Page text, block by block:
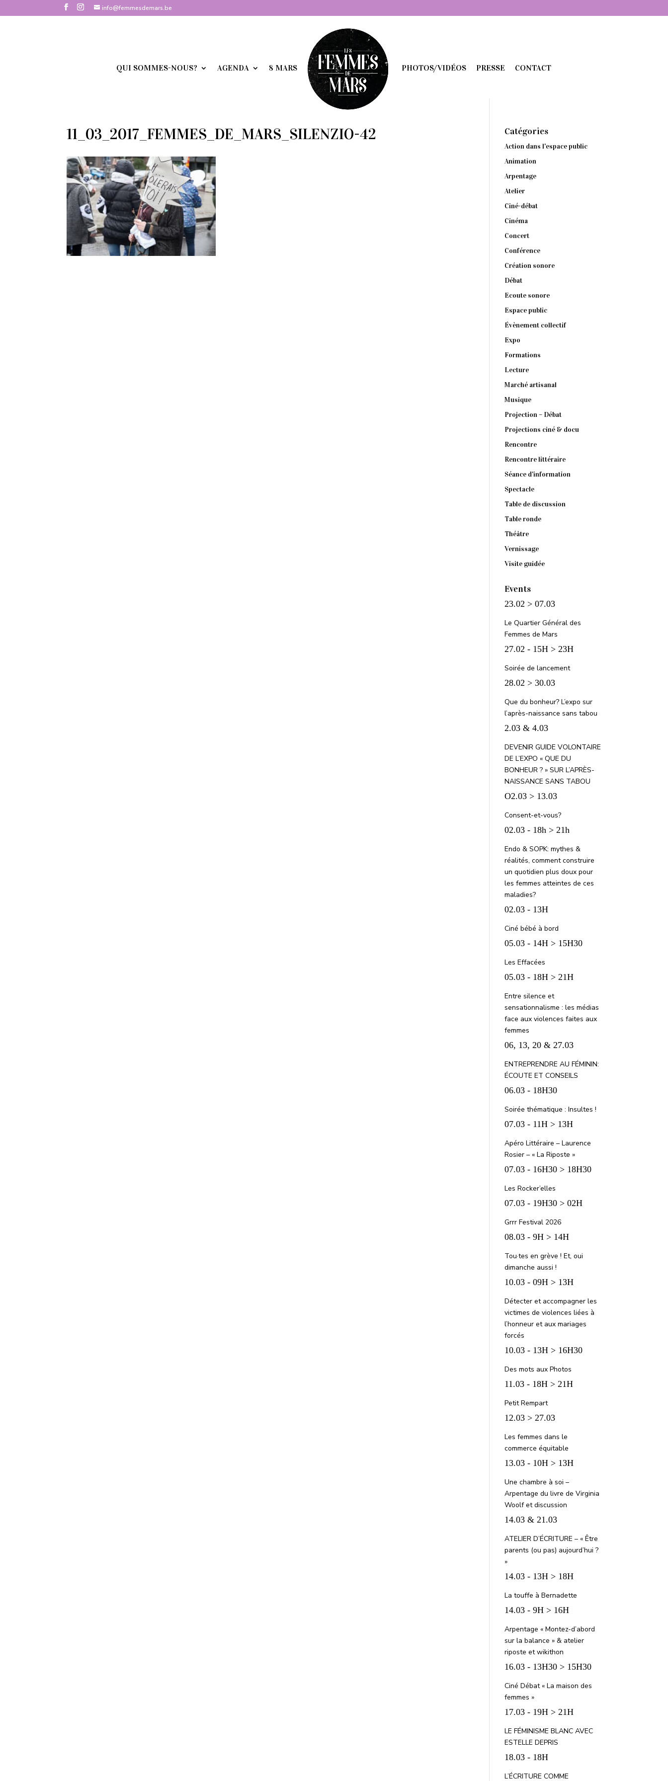
info@femmesdemars.be
QUI SOMMES-NOUS? AGENDA 8 MARS PHOTOS/VIDÉOS PRESSE CONTACT
11_03_2017_FEMMES_DE_MARS_SILENZIO-42 Catégories
Action dans l'espace public
Animation
Arpentage
Atelier
Ciné-débat
Cinéma
Concert
Conférence
Création sonore
Débat
Ecoute sonore
Espace public
Évènement collectif
Expo
Formations
Lecture
Marché artisanal
Musique
Projection – Débat
Projections ciné & docu
Rencontre
Rencontre littéraire
Séance d'information
Spectacle
Table de discussion
Table ronde
Théâtre
Vernissage
Visite guidée
Events
23.02 > 07.03
Le Quartier Général des
Femmes de Mars
27.02 - 15H > 23H
Soirée de lancement
28.02 > 30.03
Que du bonheur? L’expo sur
l’après-naissance sans tabou
2.03 & 4.03
DEVENIR GUIDE VOLONTAIRE
DE L’EXPO « QUE DU
BONHEUR ? » SUR L’APRÈS-
NAISSANCE SANS TABOU
O2.03 > 13.03
Consent-et-vous?
02.03 - 18h > 21h
Endo & SOPK: mythes &
réalités, comment construire
un quotidien plus doux pour
les femmes atteintes de ces
maladies?
02.03 - 13H
Ciné bébé à bord
05.03 - 14H > 15H30
Les Effacées
05.03 - 18H > 21H
Entre silence et
sensationnalisme : les médias
face aux violences faites aux
femmes
06, 13, 20 & 27.03
ENTREPRENDRE AU FÉMININ:
ÉCOUTE ET CONSEILS
06.03 - 18H30
Soirée thématique : Insultes !
07.03 - 11H > 13H
Apéro Littéraire – Laurence
Rosier – « La Riposte »
07.03 - 16H30 > 18H30
Les Rocker’elles
07.03 - 19H30 > 02H
Grrr Festival 2026
08.03 - 9H > 14H
Tou·tes en grève ! Et, oui
dimanche aussi !
10.03 - 09H > 13H
Détecter et accompagner les
victimes de violences liées à
l’honneur et aux mariages
forcés
10.03 - 13H > 16H30
Des mots aux Photos
11.03 - 18H > 21H
Petit Rempart
12.03 > 27.03
Les femmes dans le
commerce équitable
13.03 - 10H > 13H
Une chambre à soi –
Arpentage du livre de Virginia
Woolf et discussion
14.03 & 21.03
ATELIER D’ÉCRITURE – « Être
parents (ou pas) aujourd’hui ?
»
14.03 - 13H > 18H
La touffe à Bernadette
14.03 - 9H > 16H
Arpentage « Montez-d’abord
sur la balance » & atelier
riposte et wikithon
16.03 - 13H30 > 15H30
Ciné Débat « La maison des
femmes »
17.03 - 19H > 21H
LE FÉMINISME BLANC AVEC
ESTELLE DEPRIS
18.03 - 18H
L’ÉCRITURE COMME